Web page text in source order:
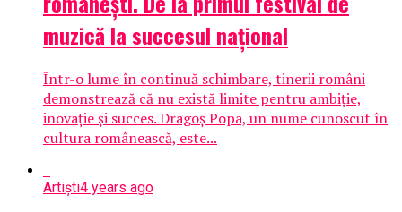
muzică la succesul național
Într-o lume în continuă schimbare, tinerii români
demonstrează că nu există limite pentru ambiție,
inovație și succes. Dragoș Popa, un nume cunoscut în
cultura românească, este...
Artiști4 years ago